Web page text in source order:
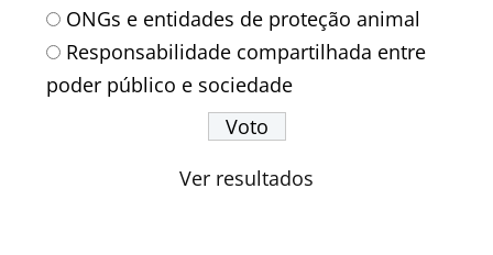
ONGs e entidades de proteção animal
Responsabilidade compartilhada entre
poder público e sociedade
Ver resultados